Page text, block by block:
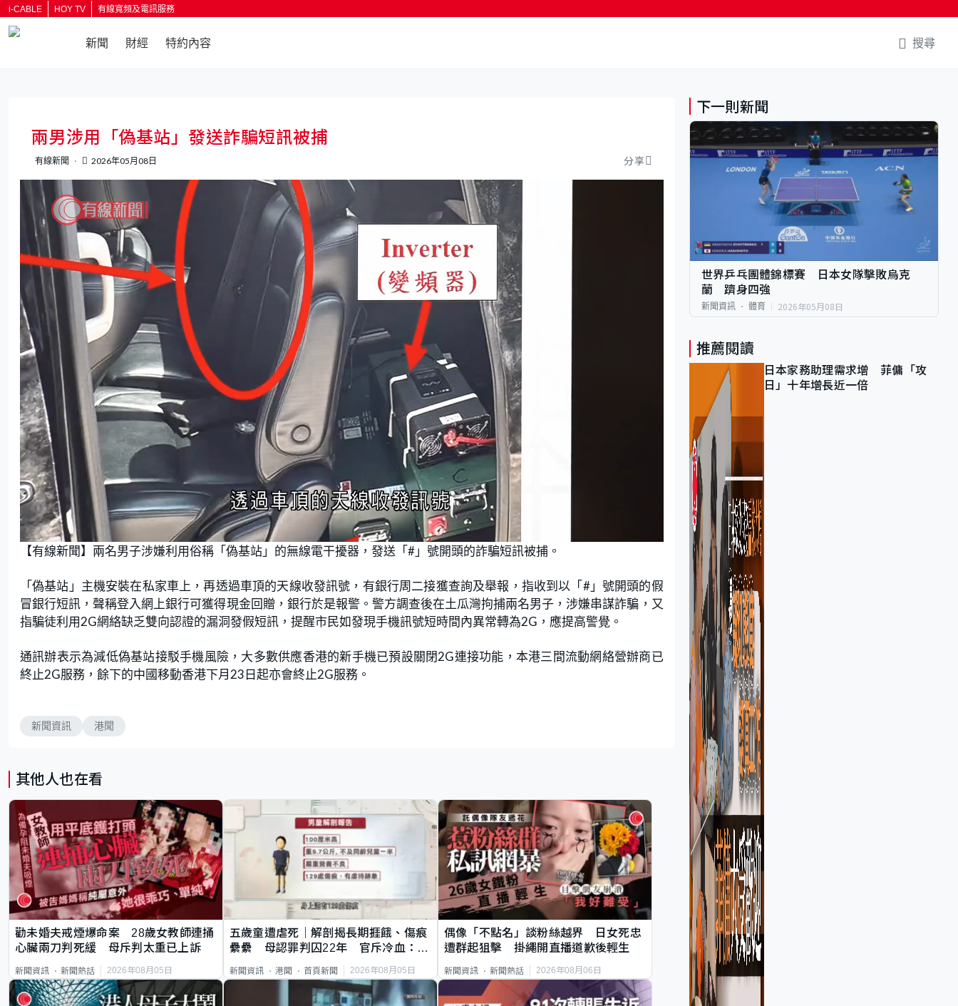
i-CABLE HOY TV 有線寬頻及電訊服務
新聞 財經 特約內容 搜尋
兩男涉用「偽基站」發送詐騙短訊被捕
有線新聞 2026年05月08日 分享
U
n
m
u
L
a
1
0
0
.
0
0
%
【有線新聞】兩名男子涉嫌利用俗稱「偽基站」的無線電干擾器，發送「#」號開頭的詐騙短訊被捕。
「偽基站」主機安裝在私家車上，再透過車頂的天線收發訊號，有銀行周二接獲查詢及舉報，指收到以「#」號開頭的假
冒銀行短訊，聲稱登入網上銀行可獲得現金回贈，銀行於是報警。警方調查後在土瓜灣拘捕兩名男子，涉嫌串謀詐騙，又
指騙徒利用2G網絡缺乏雙向認證的漏洞發假短訊，提醒市民如發現手機訊號短時間內異常轉為2G，應提高警覺。
通訊辦表示為減低偽基站接駁手機風險，大多數供應香港的新手機已預設關閉2G連接功能，本港三間流動網絡營辦商已
終止2G服務，餘下的中國移動香港下月23日起亦會終止2G服務。
新聞資訊 港聞
其他人也在看
勸未婚夫戒煙爆命案 28歲女教師連捅
心臟兩刀判死緩 母斥判太重已上訴
新聞資訊 新聞熱話 2026年08月05日
五歲童遭虐死｜解剖揭長期捱餓、傷痕
纍纍 母認罪判囚22年 官斥冷血：同
新聞資訊 港聞 首頁新聞 2026年08月05日
偶像「不點名」談粉絲越界 日女死忠
遭群起狙擊 掛繩開直播道歉後輕生
新聞資訊 新聞熱話 2026年08月06日
下一則新聞
世界乒乓團體錦標賽 日本女隊擊敗烏克
蘭 躋身四強
新聞資訊 體育 2026年05月08日
推薦閱讀
日本家務助理需求增 菲傭「攻
日」十年增長近一倍